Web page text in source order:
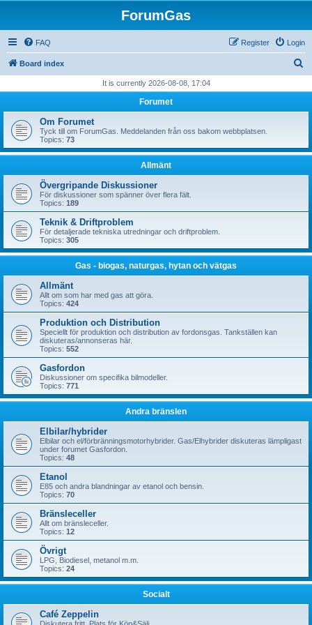
ForumGas
FAQ Login
Register
Board index
r
h
It is currently 2026-08-08, 17:04
Forumet
Om Forumet
Tyck till om ForumGas. Meddelanden från oss bakom webbplatsen.
Topics: 73
Allmänt
Övergripande Diskussioner
För diskussioner som spänner över flera fält.
Topics: 189
Teknik & Driftproblem
För detaljerade tekniska utredningar och driftproblem.
Topics: 305
Gas - biogas, naturgas, hytan och vätgas
Allmänt
Allt om som har med gas att göra.
Topics: 424
Produktion och Distribution
Speciellt för produktion och distribution av fordonsgas. Tankställen kan
diskuteras/annonseras här.
Topics: 552
Gasfordon
Diskussioner om specifika bilmodeller.
Topics: 771
Andra bränslen
Elbilar/hybrider
Elbilar och el/förbränningsmotorhybrider. Gas/Elhybrider diskuteras lämpligast
under forumet Gasfordon.
Topics: 48
Etanol
E85 och andra blandningar av etanol och bensin.
Topics: 70
Bränsleceller
Allt om bränsleceller.
Topics: 12
Övrigt
LPG, Biodiesel, metanol m.m.
Topics: 24
Socialt
Café Zeppelin